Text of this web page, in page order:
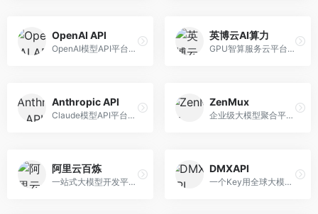
OpenAI API
OpenAI模型API平台，提供GPT系列模型服务。面向开发者，提供模型API、微调服务、Assistants API等，是AI开发领域的基础设施。
英博云AI算力
GPU智算服务云平台，专注于AI算力租赁。面向AI研究者和企业，提供GPU租赁、模型训练、推理服务等，算力资源丰富。
Anthropic API
Claude模型API平台，专注于安全可靠的AI服务。面向开发者，提供Claude系列模型API、安全特性、企业级服务等，API质量高。
ZenMux
企业级大模型聚合平台，专注于企业AI服务。面向企业用户，提供多模型管理、安全合规、成本优化等服务，企业级功能完善。
阿里云百炼
一站式大模型开发平台，深度整合阿里云服务。面向企业开发者和AI团队，提供模型训练、微调、部署、应用开发等全流程服务，企业级功能完善。
DMXAPI
一个Key用全球大模型的聚合平台。面向开发者，提供多模型统一API、简化接入、成本控制等服务，接入便捷。